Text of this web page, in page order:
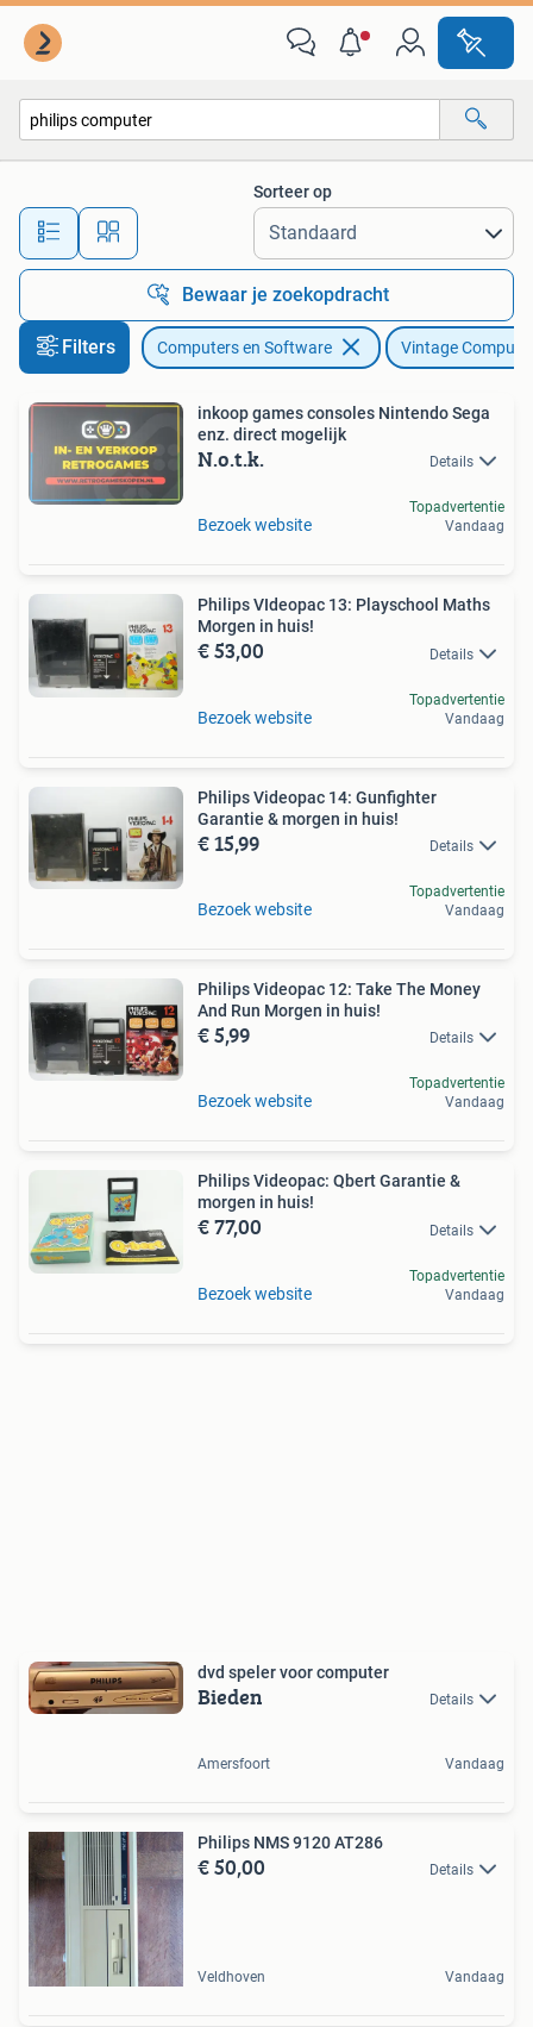
Alle afstanden…
Sorteer op
Bewaar je zoekopdracht
Filters Computers en Software Vintage
inkoop games consoles Nintendo Sega
enz. direct mogelijk
N.o.t.k. Details
Bezoek website
Topadvertentie
Vandaag
Philips VIdeopac 13: Playschool Maths
Morgen in huis!
€ 53,00 Details
Bezoek website
Topadvertentie
Vandaag
Philips Videopac 14: Gunfighter
Garantie & morgen in huis!
€ 15,99 Details
Bezoek website
Topadvertentie
Vandaag
Philips Videopac 12: Take The Money
And Run Morgen in huis!
€ 5,99 Details
Bezoek website
Topadvertentie
Vandaag
Philips Videopac: Qbert Garantie &
morgen in huis!
€ 77,00 Details
Bezoek website
Topadvertentie
Vandaag
dvd speler voor computer
Bieden Details
Amersfoort Vandaag
Philips NMS 9120 AT286
€ 50,00 Details
Veldhoven Vandaag